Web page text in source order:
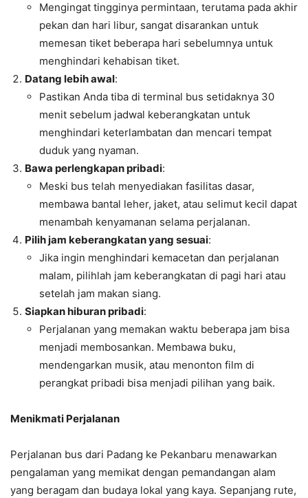
Mengingat tingginya permintaan, terutama pada akhir
pekan dan hari libur, sangat disarankan untuk
memesan tiket beberapa hari sebelumnya untuk
menghindari kehabisan tiket.
Datang lebih awal:
Pastikan Anda tiba di terminal bus setidaknya 30
menit sebelum jadwal keberangkatan untuk
menghindari keterlambatan dan mencari tempat
duduk yang nyaman.
Bawa perlengkapan pribadi:
Meski bus telah menyediakan fasilitas dasar,
membawa bantal leher, jaket, atau selimut kecil dapat
menambah kenyamanan selama perjalanan.
Pilih jam keberangkatan yang sesuai:
Jika ingin menghindari kemacetan dan perjalanan
malam, pilihlah jam keberangkatan di pagi hari atau
setelah jam makan siang.
Siapkan hiburan pribadi:
Perjalanan yang memakan waktu beberapa jam bisa
menjadi membosankan. Membawa buku,
mendengarkan musik, atau menonton film di
perangkat pribadi bisa menjadi pilihan yang baik.
Menikmati Perjalanan
Perjalanan bus dari Padang ke Pekanbaru menawarkan
pengalaman yang memikat dengan pemandangan alam
yang beragam dan budaya lokal yang kaya. Sepanjang rute,